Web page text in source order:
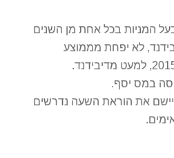
המניות בכל אחת מן השנים
לא יפחת מממוצע
במס יסף.
את הוראת השעה נדרשים